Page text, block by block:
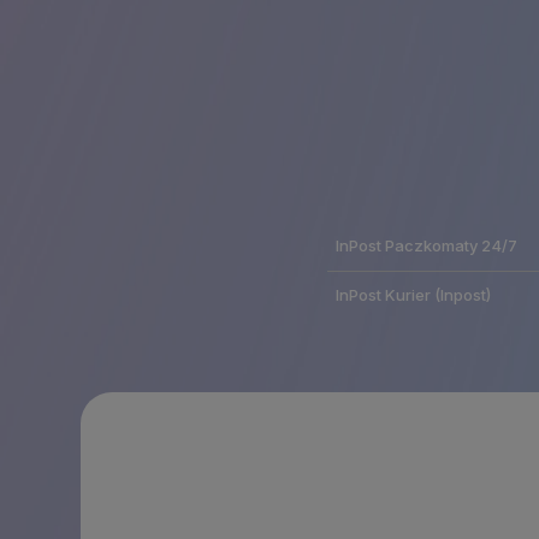
InPost Paczkomaty 24/7
InPost Kurier (Inpost)